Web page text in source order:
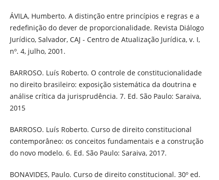
ÁVILA, Humberto. A distinção entre princípios e regras e a
redefinição do dever de proporcionalidade. Revista Diálogo
Jurídico, Salvador, CAJ - Centro de Atualização Jurídica, v. I,
nº. 4, julho, 2001.
BARROSO. Luís Roberto. O controle de constitucionalidade
no direito brasileiro: exposição sistemática da doutrina e
análise crítica da jurisprudência. 7. Ed. São Paulo: Saraiva,
2015
BARROSO. Luís Roberto. Curso de direito constitucional
contemporâneo: os conceitos fundamentais e a construção
do novo modelo. 6. Ed. São Paulo: Saraiva, 2017.
BONAVIDES, Paulo. Curso de direito constitucional. 30º ed.